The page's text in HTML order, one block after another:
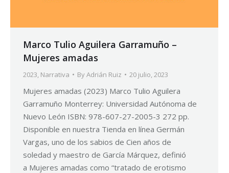
Marco Tulio Aguilera Garramuño –
Mujeres amadas
2023 Narrativa ByAdrián Ruiz 20 julio, 2023
Mujeres amadas (2023) Marco Tulio Aguilera
Garramuño Monterrey: Universidad Autónoma de
Nuevo León ISBN: 978-607-27-2005-3 272 pp.
Disponible en nuestra Tienda en línea Germán
Vargas, uno de los sabios de Cien años de
soledad y maestro de García Márquez, definió
a Mujeres amadas como “tratado de erotismo